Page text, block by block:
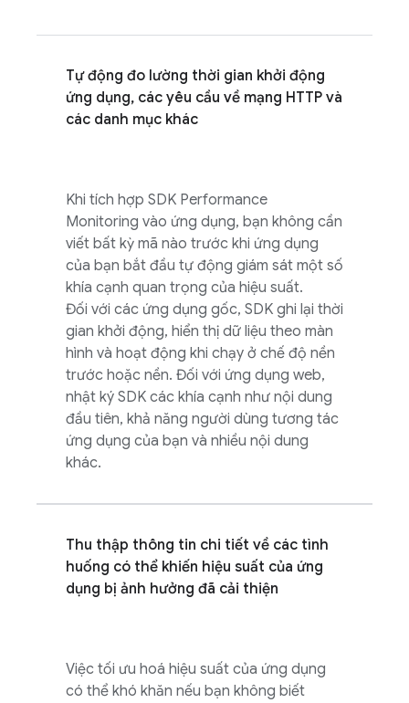
Tự động đo lường thời gian khởi động
ứng dụng, các yêu cầu về mạng HTTP và
các danh mục khác
Khi tích hợp SDK Performance
Monitoring vào ứng dụng, bạn không cần
viết bất kỳ mã nào trước khi ứng dụng
của bạn bắt đầu tự động giám sát một số
khía cạnh quan trọng của hiệu suất.
Đối với các ứng dụng gốc, SDK ghi lại thời
gian khởi động, hiển thị dữ liệu theo màn
hình và hoạt động khi chạy ở chế độ nền
trước hoặc nền. Đối với ứng dụng web,
nhật ký SDK các khía cạnh như nội dung
đầu tiên, khả năng người dùng tương tác
ứng dụng của bạn và nhiều nội dung
khác.
Thu thập thông tin chi tiết về các tình
huống có thể khiến hiệu suất của ứng
dụng bị ảnh hưởng đã cải thiện
Việc tối ưu hoá hiệu suất của ứng dụng
có thể khó khăn nếu bạn không biết